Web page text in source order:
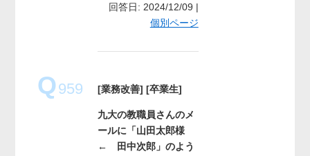
回答日: 2024/12/09 |
個別ページ
Q959 [業務改善] [卒業生]
九大の教職員さんのメ
ールに「山田太郎様
← 田中次郎」のよう